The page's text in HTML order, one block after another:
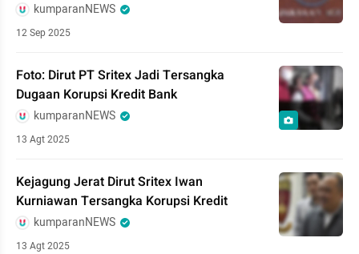
kumparanNEWS
12 Sep 2025
Foto: Dirut PT Sritex Jadi Tersangka
Dugaan Korupsi Kredit Bank
kumparanNEWS
13 Agt 2025
Kejagung Jerat Dirut Sritex Iwan
Kurniawan Tersangka Korupsi Kredit
kumparanNEWS
13 Agt 2025